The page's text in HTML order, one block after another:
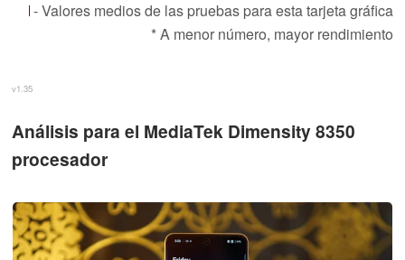
- Valores medios de las pruebas para esta tarjeta gráfica
* A menor número, mayor rendimiento
v1.35
Análisis para el MediaTek Dimensity 8350
procesador